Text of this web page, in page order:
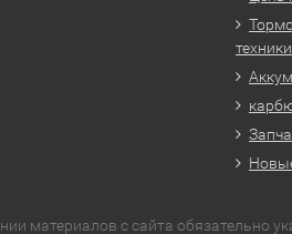
техники
материалов с сайта обязательно